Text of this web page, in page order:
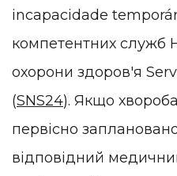
incapacidade
компетентних служб
охорони здоров'я
(SNS24). Якщо
первісно
відповідний